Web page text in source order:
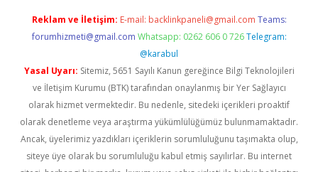
Reklam ve İletişim: E-mail: backlinkpaneli@gmail.com Teams:
forumhizmeti@gmail.com Whatsapp: 0262 606 0 726 Telegram:
@karabul
Yasal Uyarı: Sitemiz, 5651 Sayılı Kanun gereğince Bilgi Teknolojileri
ve İletişim Kurumu (BTK) tarafından onaylanmış bir Yer Sağlayıcı
olarak hizmet vermektedir. Bu nedenle, sitedeki içerikleri proaktif
olarak denetleme veya araştırma yükümlülüğümüz bulunmamaktadır.
Ancak, üyelerimiz yazdıkları içeriklerin sorumluluğunu taşımakta olup,
siteye üye olarak bu sorumluluğu kabul etmiş sayılırlar. Bu internet